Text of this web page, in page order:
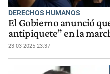
DERECHOS HUMANOS
El Gobierno anunció
antipiquete” en la
23-03-2025 23:37